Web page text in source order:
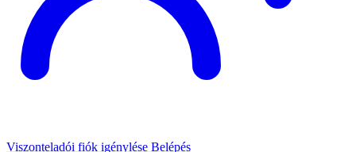
Viszonteladói fiók igénylése Belépés